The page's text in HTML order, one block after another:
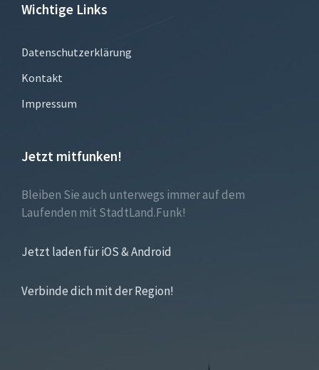
Wichtige Links
Datenschutzerklärung
Kontakt
Impressum
Jetzt mitfunken!
Bleiben Sie auch unterwegs immer auf dem
Laufenden mit StadtLand.Funk!
Jetzt laden für iOS & Android
Verbinde dich mit der Region!